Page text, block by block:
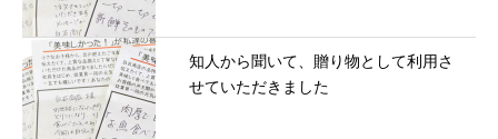
知人から聞いて、贈り物として利用さ
せていただきました